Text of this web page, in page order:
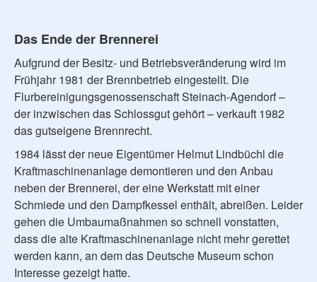
Das Ende der Brennerei
Aufgrund der Besitz- und Betriebsveränderung wird im
Frühjahr 1981 der Brennbetrieb eingestellt. Die
Flurbereinigungsgenossenschaft Steinach-Agendorf –
der inzwischen das Schlossgut gehört – verkauft 1982
das gutseigene Brennrecht.
1984 lässt der neue Eigentümer Helmut Lindbüchl die
Kraftmaschinenanlage demontieren und den Anbau
neben der Brennerei, der eine Werkstatt mit einer
Schmiede und den Dampfkessel enthält, abreißen. Leider
gehen die Umbaumaßnahmen so schnell vonstatten,
dass die alte Kraftmaschinenanlage nicht mehr gerettet
werden kann, an dem das Deutsche Museum schon
Interesse gezeigt hatte.